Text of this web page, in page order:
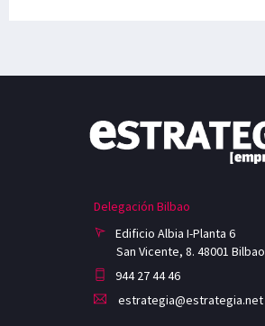
Delegación Bilbao
Edificio Albia I-Planta 6
San Vicente, 8. 48001 Bilbao
944 27 44 46
estrategia@estrategia.net